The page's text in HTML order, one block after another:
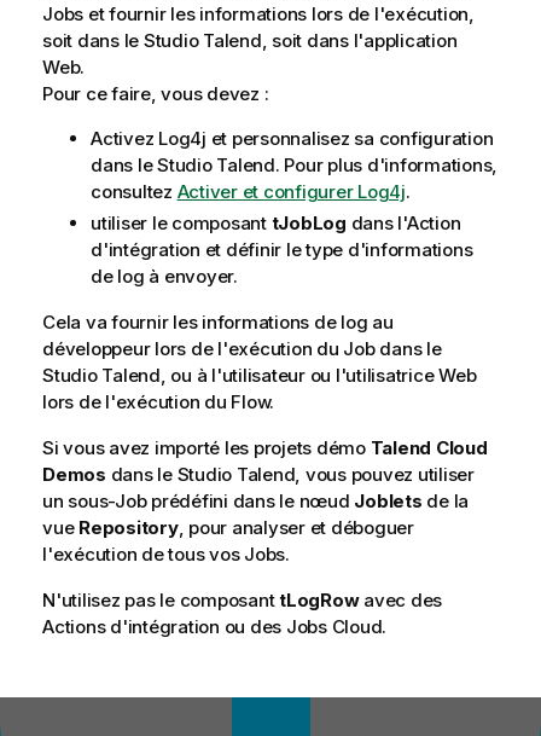
Jobs et fournir les informations lors de l'exécution,
soit dans le Studio Talend, soit dans l'application
Web.
Pour ce faire, vous devez :
Activez Log4j et personnalisez sa configuration
dans leStudio Talend. Pour plus d'informations,
consultez Activer et configurer Log4j.
utiliser le composant tJobLog dans l'Action
d'intégration et définir le type d'informations
de log à envoyer.
Cela va fournir les informations de log au
développeur lors de l'exécution du Job dans le
Studio Talend, ou à l'utilisateur ou l'utilisatrice Web
lors de l'exécution du Flow.
Si vous avez importé les projets démo Talend Cloud
Demos dans le Studio Talend, vous pouvez utiliser
un sous-Job prédéfini dans le nœud Joblets de la
vue Repository, pour analyser et déboguer
l'exécution de tous vos Jobs.
N'utilisez pas le composanttLogRowavec des
Actions d'intégration ou des Jobs Cloud.